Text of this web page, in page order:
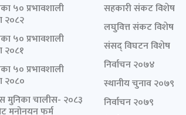
५० प्रभावशाली
२०८२
५० प्रभावशाली
२०८१
५० प्रभावशाली
२०८०
मुनिका चालीस- २०८३
मनोनयन फर्म
सहकारी संकट विशेष
लघुवित्त संकट विशेष
संसद् विघटन विशेष
निर्वाचन २०७४
स्थानीय चुनाव २०७९
निर्वाचन २०७९